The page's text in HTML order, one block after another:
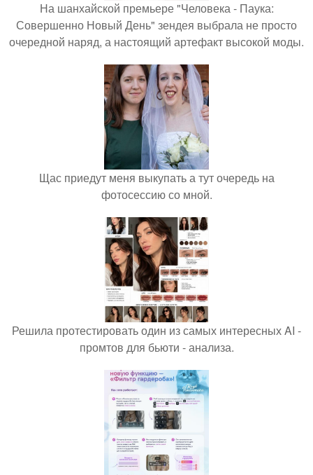
На шанхайской премьере "Человека - Паука:
Совершенно Новый День" зендея выбрала не просто
очередной наряд, а настоящий артефакт высокой моды.
Щас приедут меня выкупать а тут очередь на
фотосессию со мной.
Решила протестировать один из самых интересных AI -
промтов для бьюти - анализа.